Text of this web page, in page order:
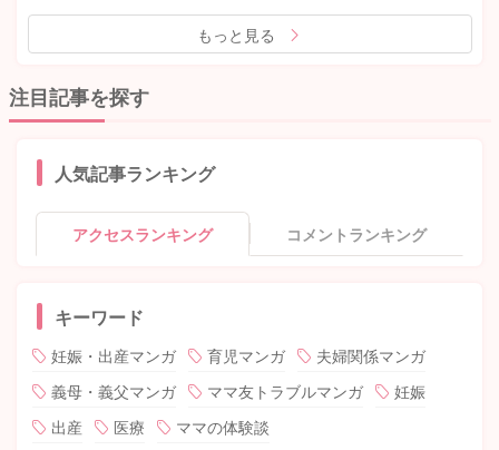
もっと見る
注目記事を探す
人気記事ランキング
アクセスランキング コメントランキング
キーワード
妊娠・出産マンガ 育児マンガ
夫婦関係マンガ
義母・義父マンガ
ママ友トラブルマンガ
妊娠
出産
医療 ママの体験談